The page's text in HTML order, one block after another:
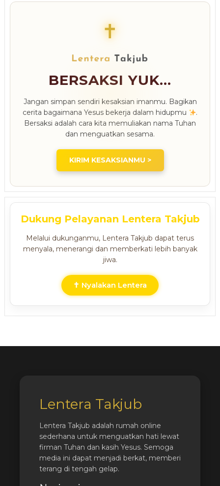
✝
BERSAKSI YUK...
Jangan simpan sendiri kesaksian imanmu. Bagikan
cerita bagaimana Yesus bekerja dalam hidupmu
.
Bersaksi adalah cara kita memuliakan nama Tuhan
dan menguatkan sesama.
KIRIM KESAKSIANMU >
Dukung Pelayanan Lentera Takjub
Melalui dukunganmu, Lentera Takjub dapat terus
menyala, menerangi dan memberkati lebih banyak
jiwa.
✝ Nyalakan Lentera
Lentera Takjub
Lentera Takjub adalah rumah online
sederhana untuk menguatkan hati lewat
firman Tuhan dan kasih Yesus. Semoga
media ini dapat menjadi berkat, memberi
terang di tengah gelap.